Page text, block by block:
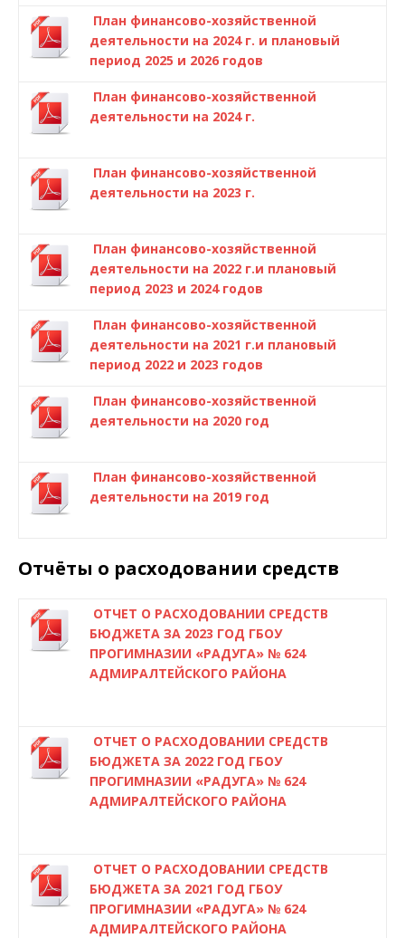
План финансово-хозяйственной
деятельности на 2024 г. и плановый
период 2025 и 2026 годов
План финансово-хозяйственной
деятельности на 2024 г.
План финансово-хозяйственной
деятельности на 2023 г.
План финансово-хозяйственной
деятельности на 2022 г.и плановый
период 2023 и 2024 годов
План финансово-хозяйственной
деятельности на 2021 г.и плановый
период 2022 и 2023 годов
План финансово-хозяйственной
деятельности на 2020 год
План финансово-хозяйственной
деятельности на 2019 год
Отчёты о расходовании средств
ОТЧЕТ О РАСХОДОВАНИИ СРЕДСТВ
БЮДЖЕТА ЗА 2023 ГОД ГБОУ
ПРОГИМНАЗИИ «РАДУГА» № 624
АДМИРАЛТЕЙСКОГО РАЙОНА
ОТЧЕТ О РАСХОДОВАНИИ СРЕДСТВ
БЮДЖЕТА ЗА 2022 ГОД ГБОУ
ПРОГИМНАЗИИ «РАДУГА» № 624
АДМИРАЛТЕЙСКОГО РАЙОНА
ОТЧЕТ О РАСХОДОВАНИИ СРЕДСТВ
БЮДЖЕТА ЗА 2021 ГОД ГБОУ
ПРОГИМНАЗИИ «РАДУГА» № 624
АДМИРАЛТЕЙСКОГО РАЙОНА